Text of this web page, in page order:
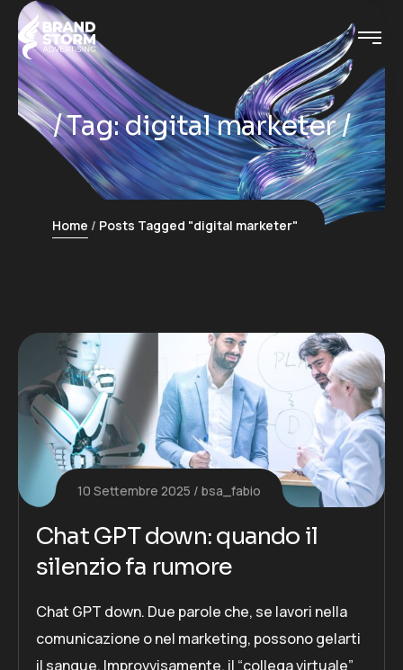
Tag:digital marketer
Home Posts Tagged "digital marketer"
10 Settembre 2025 bsa_fabio
Chat GPT down: quando il
silenzio fa rumore
Chat GPT down. Due parole che, se lavori nella
comunicazione o nel marketing, possono gelarti
il sangue. Improvvisamente, il “collega virtuale”